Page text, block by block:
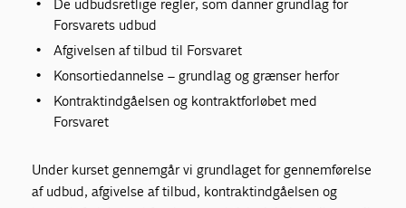
De udbudsretlige regler, som danner grundlag for
Forsvarets udbud
Afgivelsen af tilbud til Forsvaret
Konsortiedannelse – grundlag og grænser herfor
Kontraktindgåelsen og kontraktforløbet med
Forsvaret
Under kurset gennemgår vi grundlaget for gennemførelse
af udbud, afgivelse af tilbud, kontraktindgåelsen og